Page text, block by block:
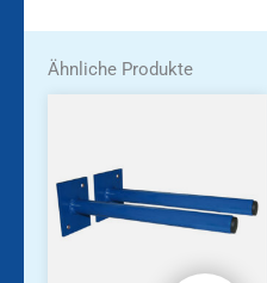
Ähnliche Produkte